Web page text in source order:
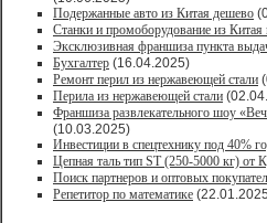
Подержанные авто из Китая дешево
Станки и промоборудование из
Эксклюзивная франшиза пункта
Бухгалтер (16.04.2025)
Ремонт перил из нержавеющей стали
Перила из нержавеющей стали
Франшиза развлекательного шоу
(10.03.2025)
Инвестиции в спецтехнику под 40%
Цепная таль тип ST (250-5000 кг) от
Поиск партнеров и оптовых
Репетитор по математике